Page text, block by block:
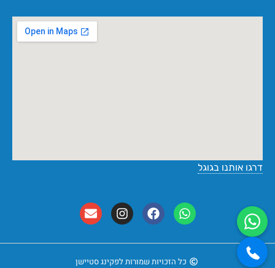
דרגו אותנו בגוגל
כל הזכויות שמורות לפקינג סטיישן